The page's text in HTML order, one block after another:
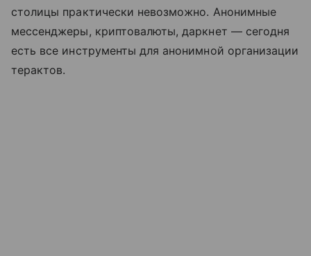
столицы практически невозможно. Анонимные
мессенджеры, криптовалюты, даркнет — сегодня
есть все инструменты для анонимной организации
терактов.